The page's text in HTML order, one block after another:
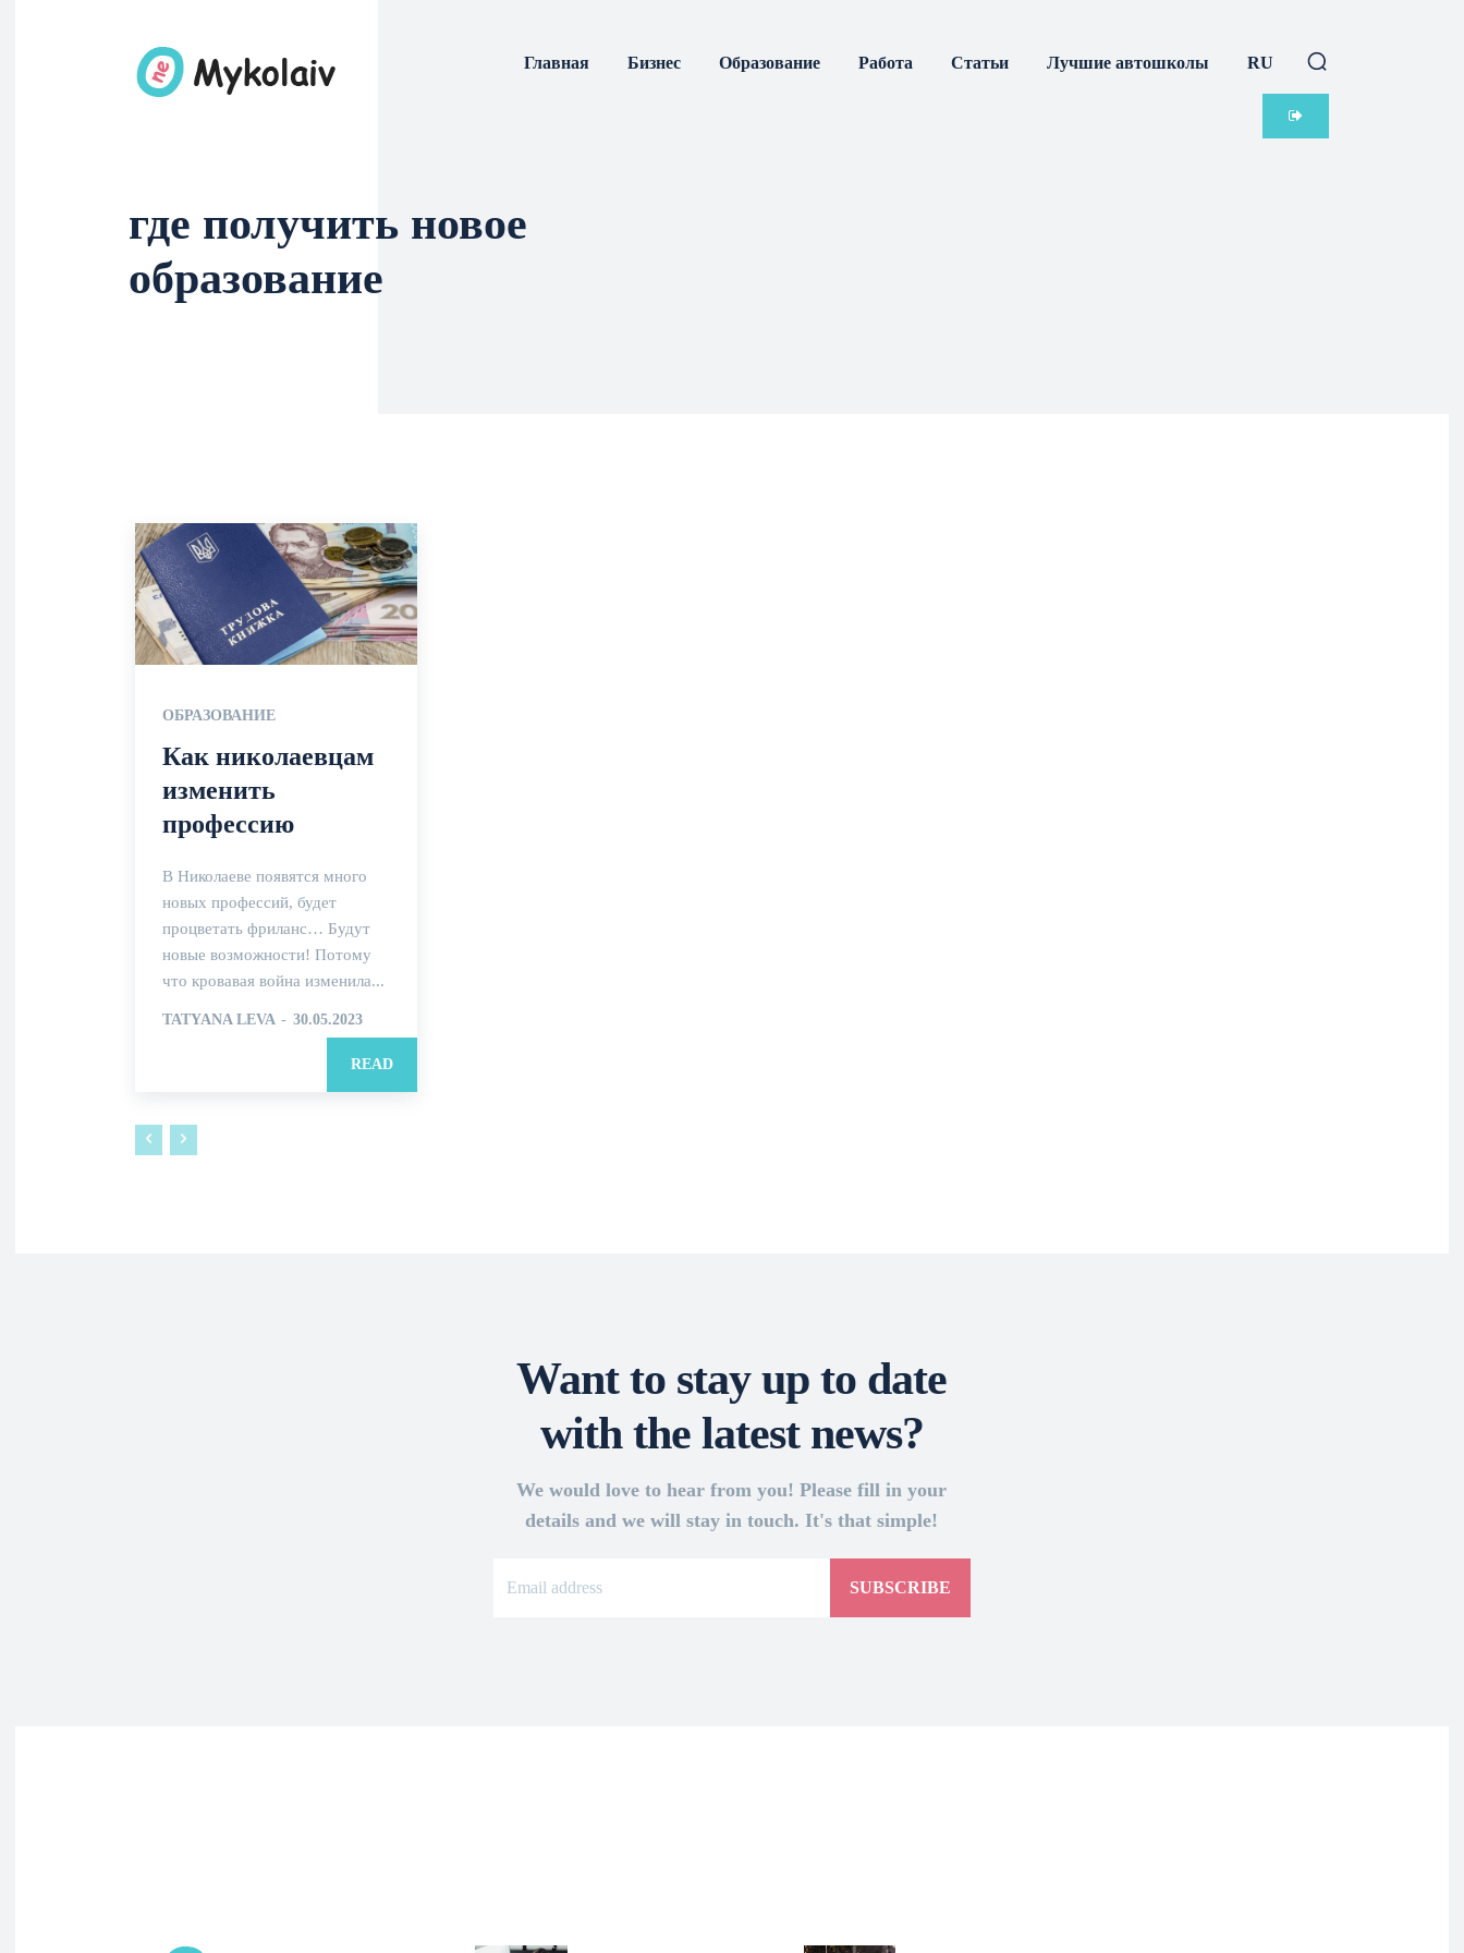
Главная Бизнес Образование Работа Статьи Лучшие автошколы RU
где получить новое
образование
ОБРАЗОВАНИЕ
Как николаевцам
изменить
профессию
В Николаеве появятся много
новых профессий, будет
процветать фриланс… Будут
новые возможности! Потому
что кровавая война изменила...
TATYANA LEVA - 30.05.2023
READ
Want to stay up to date
with the latest news?
We would love to hear from you! Please fill in your
details and we will stay in touch. It's that simple!
SUBSCRIBE